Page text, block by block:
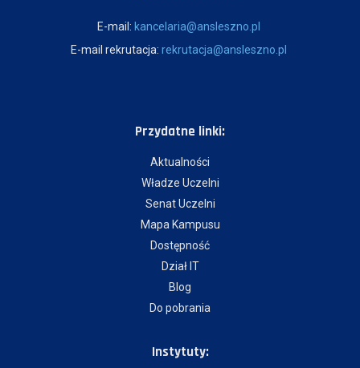
E-mail: kancelaria@ansleszno.pl
E-mail rekrutacja: rekrutacja@ansleszno.pl
Przydatne linki:
Aktualności
Władze Uczelni
Senat Uczelni
Mapa Kampusu
Dostępność
Dział IT
Blog
Do pobrania
Instytuty: